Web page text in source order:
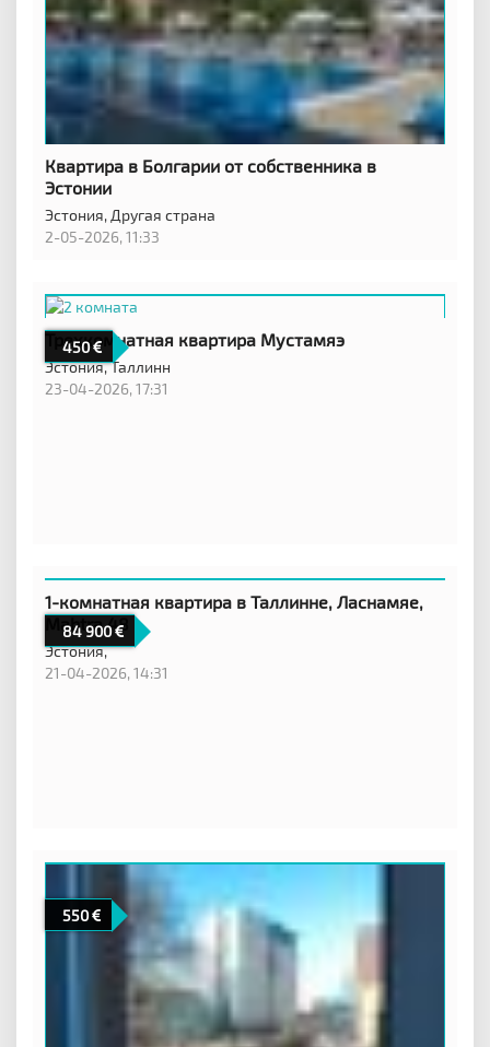
Квартира в Болгарии от собственника в
Эстонии
Эстония,Другая страна
2-05-2026, 11:33
450
Трехкомнатная квартира Мустамяэ
Эстония,Таллинн
23-04-2026, 17:31
84 900
1-комнатная квартира в Таллинне, Ласнамяе,
Mahtra 48
Эстония,
21-04-2026, 14:31
550